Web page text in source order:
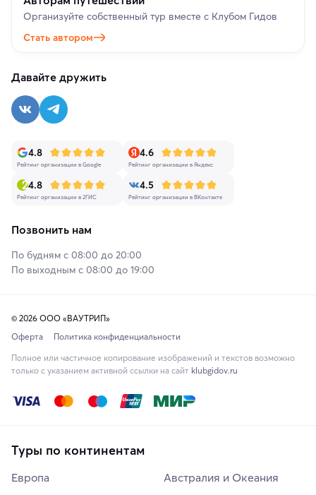
Организуйте собственный тур вместе с Клубом Гидов
Стать автором
Давайте дружить
4.8
Рейтинг организации в Google
4.6
Рейтинг организации в Яндекс
4.8
Рейтинг организации в 2ГИС
4.5
Рейтинг организации в ВКонтакте
Позвонить нам
По будням с 08:00 до 20:00
По выходным с 08:00 до 19:00
© 2026 ООО «ВАУТРИП»
Оферта
Политика конфиденциальности
Полное или частичное копирование изображений и текстов возможно
только с указанием активной ссылки на сайт klubgidov.ru
Туры по континентам
Европа
Австралия и Океания